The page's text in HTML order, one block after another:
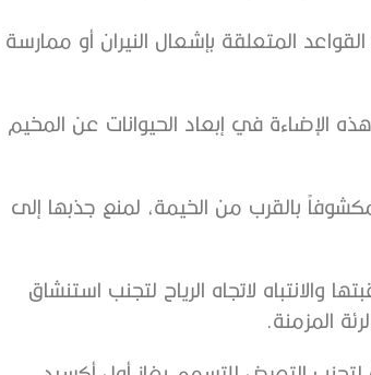
المتعلقة بإشعال النيران أو ممارسة
الإضاءة في إبعاد الحيوانات عن المخيم
مكشوفاً بالقرب من الخيمة، لمنع جذبها إلى
لاتجاه الرياح لتجنب استنشاق
المزمنة.